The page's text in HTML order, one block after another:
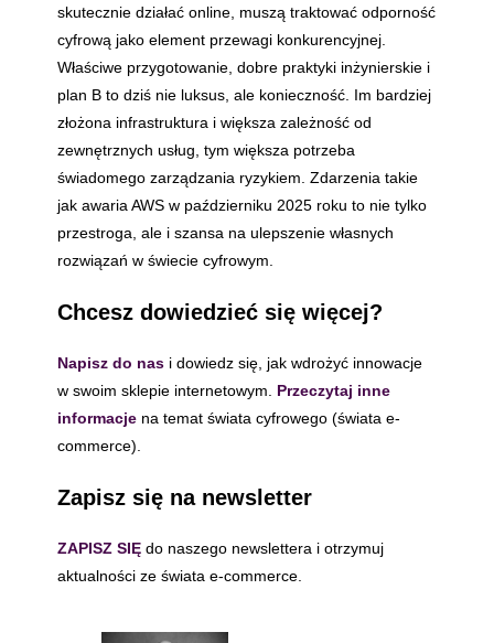
skutecznie działać online, muszą traktować odporność
cyfrową jako element przewagi konkurencyjnej.
Właściwe przygotowanie, dobre praktyki inżynierskie i
plan B to dziś nie luksus, ale konieczność. Im bardziej
złożona infrastruktura i większa zależność od
zewnętrznych usług, tym większa potrzeba
świadomego zarządzania ryzykiem. Zdarzenia takie
jak awaria AWS w październiku 2025 roku to nie tylko
przestroga, ale i szansa na ulepszenie własnych
rozwiązań w świecie cyfrowym.
Chcesz dowiedzieć się więcej?
Napisz do nas i dowiedz się, jak wdrożyć innowacje
w swoim sklepie internetowym. Przeczytaj inne
informacje na temat świata cyfrowego (świata e-
commerce).
Zapisz się na newsletter
ZAPISZ SIĘ do naszego newslettera i otrzymuj
aktualności ze świata e-commerce.